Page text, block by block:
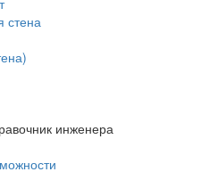
стена
инженера